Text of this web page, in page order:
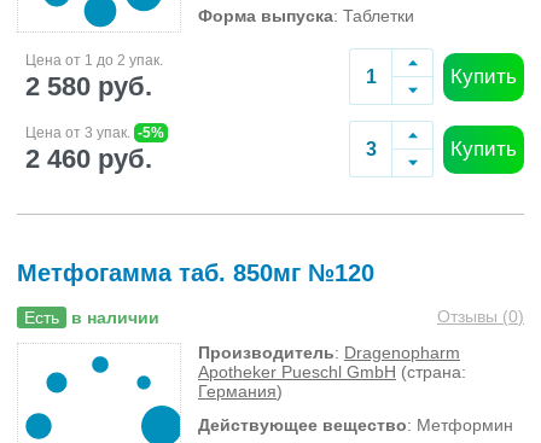
Форма выпуска: Таблетки
Цена от 1 до 2 упак.
2 580 руб. Купить
Цена от 3 упак. -5%
2 460 руб. Купить
Метфогамма таб. 850мг №120
Есть в наличии Отзывы (0)
Производитель: Dragenopharm
Apotheker Pueschl GmbH (страна:
Германия)
Действующее вещество: Метформин